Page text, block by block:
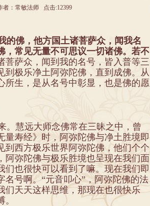
者：常敏法师 点击:12399
的佛，他方国土诸菩萨众，闻我名
，常见无量不可思议一切诸佛。若不
菩萨众，闻到我的名号，皆入普等三
到极乐净土阿弥陀佛，直到成佛。从
所生，是从名号中彰显，也是佛的愿
慧远大师念佛常在三昧之中，曾
寿经》时，阿弥陀佛与净土胜境即
到西方极乐世界阿弥陀佛，他们个个
弥陀佛与极乐胜境也呈现在我们面
也很快可以看到了嘛。现在我们即
号啊。“元音叩心”，阿弥陀佛的法
们天天这样思维，那现在也很快乐